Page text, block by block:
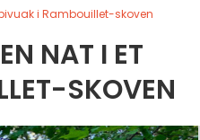
i Rambouillet-skoven
NAT I ET
SKOVEN